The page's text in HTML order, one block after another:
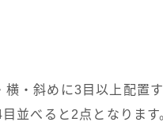
横・斜めに3目以上配置
並べると2点となります